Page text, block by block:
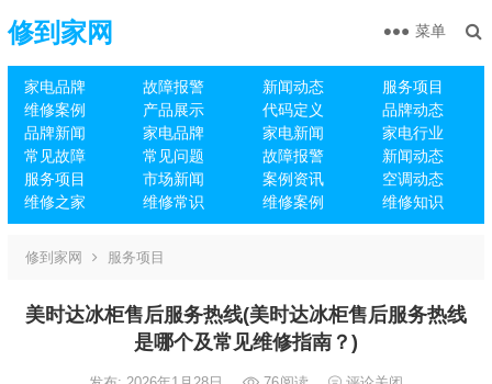
修到家网
家电品牌 故障报警 新闻动态
服务项目
维修案例
产品展示 代码定义
品牌动态
品牌新闻
家电品牌 家电新闻
家电行业
常见故障
常见问题 故障报警
新闻动态
服务项目
市场新闻 案例资讯
空调动态
维修之家
维修常识 维修案例 维修知识
菜单
修到家网 服务项目
美时达冰柜售后服务热线(美时达冰柜售后服务热线
是哪个及常见维修指南？)